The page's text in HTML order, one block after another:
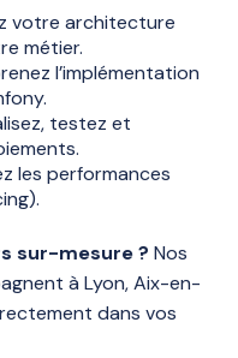
votre architecture
métier.
l’implémentation
testez et
les performances
sur-mesure ? Nos
à Lyon, Aix-en-
dans vos